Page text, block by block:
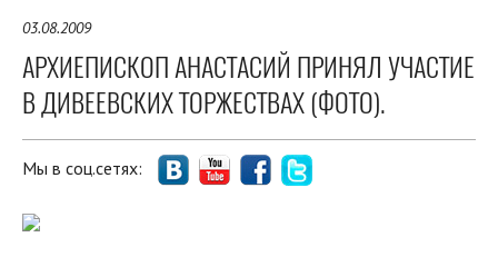
03.08.2009
АРХИЕПИСКОП АНАСТАСИЙ ПРИНЯЛ УЧАСТИЕ
В ДИВЕЕВСКИХ ТОРЖЕСТВАХ (ФОТО).
Мы в соц.сетях: